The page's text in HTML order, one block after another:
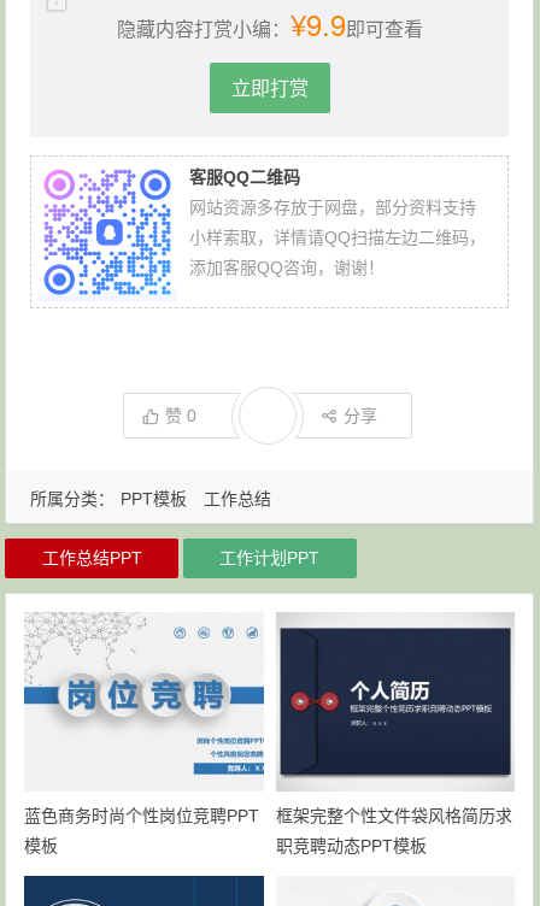
所属分类： PPT模板 工作总结
隐藏内容打赏小编： ¥9.9即可查看
立即打赏
客服QQ二维码
网站资源多存放于网盘，部分资料支持
小样索取，详情请QQ扫描左边二维码，
添加客服QQ咨询，谢谢！
赞0 分享
工作总结PPT 工作计划PPT
蓝色商务时尚个性岗位竞聘PPT
模板
框架完整个性文件袋风格简历求
职竞聘动态PPT模板